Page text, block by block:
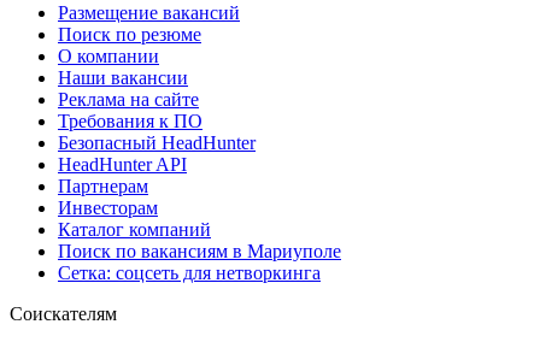
Размещение вакансий
Поиск по резюме
О компании
Наши вакансии
Реклама на сайте
Требования к ПО
Безопасный HeadHunter
HeadHunter API
Партнерам
Инвесторам
Каталог компаний
Поиск по вакансиям в Мариуполе
Сетка: соцсеть для нетворкинга
Соискателям